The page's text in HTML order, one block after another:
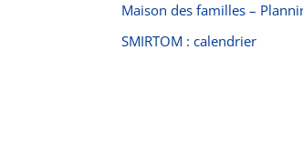
Maison des familles –
SMIRTOM : calendrier